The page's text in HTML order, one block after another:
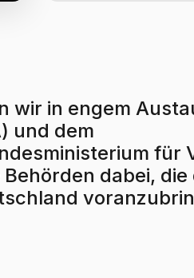
wir in engem
und dem
für
dabei, die